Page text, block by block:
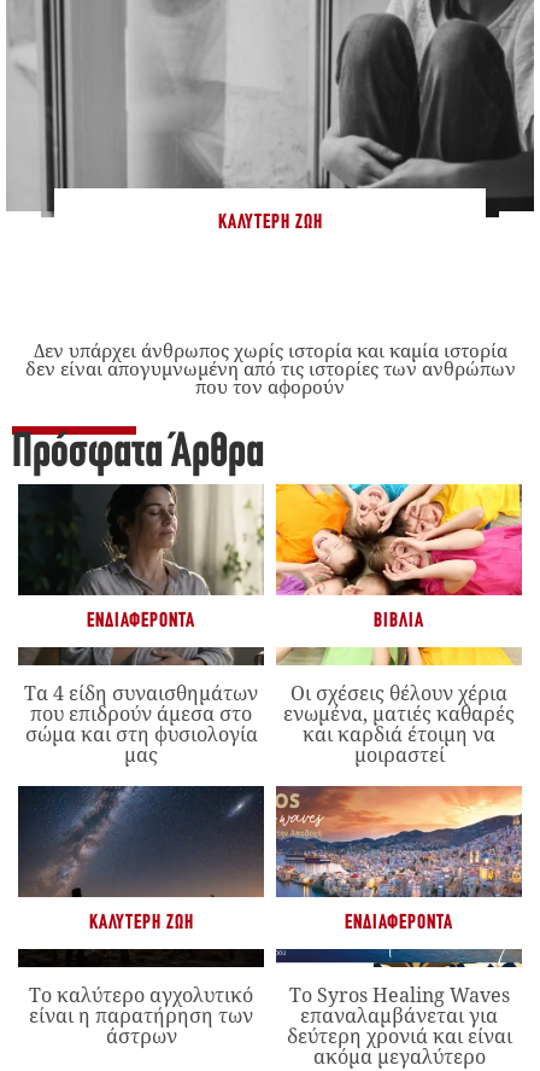
ΚΑΛΎΤΕΡΗ ΖΩΉ
Δεν υπάρχει άνθρωπος χωρίς ιστορία και καμία ιστορία
δεν είναι απογυμνωμένη από τις ιστορίες των ανθρώπων
που τον αφορούν
Πρόσφατα Άρθρα
ΕΝΔΙΑΦΈΡΟΝΤΑ
Τα 4 είδη συναισθημάτων
που επιδρούν άμεσα στο
σώμα και στη φυσιολογία
μας
ΒΙΒΛΊΑ
Οι σχέσεις θέλουν χέρια
ενωμένα, ματιές καθαρές
και καρδιά έτοιμη να
μοιραστεί
ΚΑΛΎΤΕΡΗ ΖΩΉ
Το καλύτερο αγχολυτικό
είναι η παρατήρηση των
άστρων
ΕΝΔΙΑΦΈΡΟΝΤΑ
Το Syros Healing Waves
επαναλαμβάνεται για
δεύτερη χρονιά και είναι
ακόμα μεγαλύτερο